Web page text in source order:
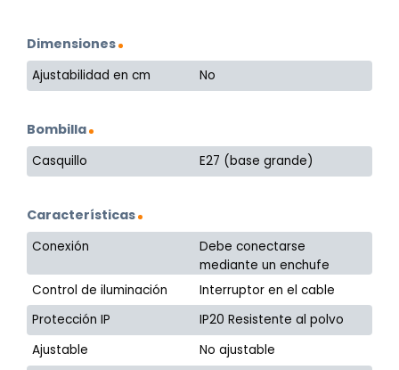
Dimensiones
Ajustabilidad en cm No
Bombilla
Casquillo E27 (base grande)
Características
Conexión
Debe conectarse
mediante un enchufe
Control de iluminación
Interruptor en el cable
Protección IP
IP20 Resistente al polvo
Ajustable
No ajustable